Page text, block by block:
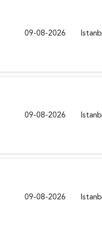
09-08-2026
09-08-2026
09-08-2026